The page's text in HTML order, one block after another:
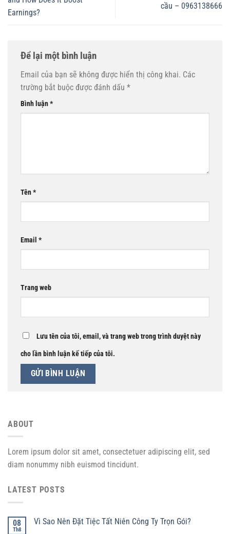
Earnings?
cầu – 0963138666
Để lại một bình luận
Email của bạn sẽ không được hiển thị công khai. Các
trường bắt buộc được đánh dấu *
Bình luận*
Tên*
Email *
Trang web
Lưu tên của tôi, email, và trang web trong trình duyệt này
cho lần bình luận kế tiếp của tôi.
ABOUT
Lorem ipsum dolor sit amet, consectetuer adipiscing elit, sed
diam nonummy nibh euismod tincidunt.
LATEST POSTS
08
Th8
Vì Sao Nên Đặt Tiệc Tất Niên Công Ty Trọn Gói?